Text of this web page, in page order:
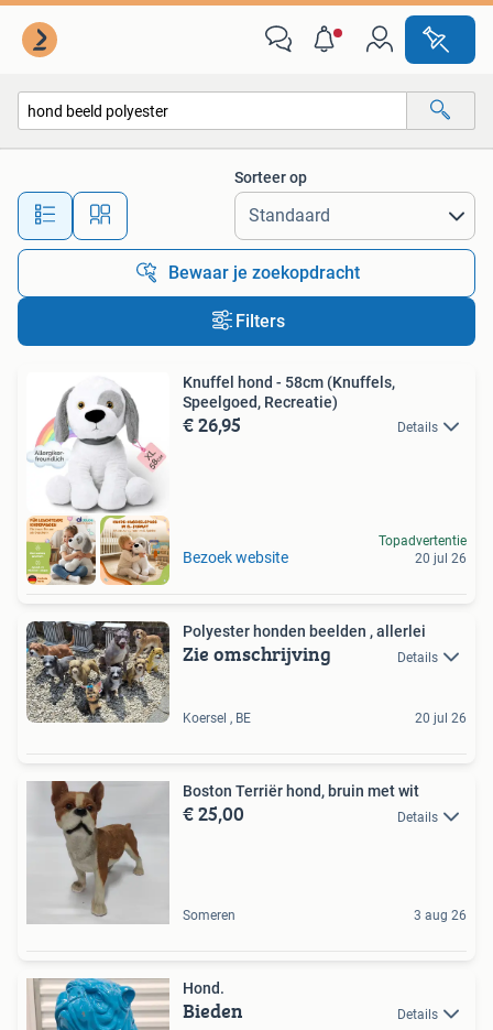
Alle afstanden…
Sorteer op
Bewaar je zoekopdracht
Filters
Knuffel hond - 58cm (Knuffels,
Speelgoed, Recreatie)
€ 26,95 Details
Bezoek website
Topadvertentie
20 jul 26
Polyester honden beelden , allerlei
Zie omschrijving Details
Koersel , BE 20 jul 26
Boston Terriër hond, bruin met wit
€ 25,00 Details
Someren 3 aug 26
Hond.
Bieden Details